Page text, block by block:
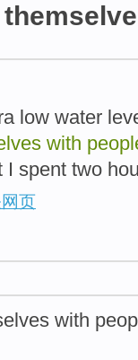
low water
with
I spent two
页
with